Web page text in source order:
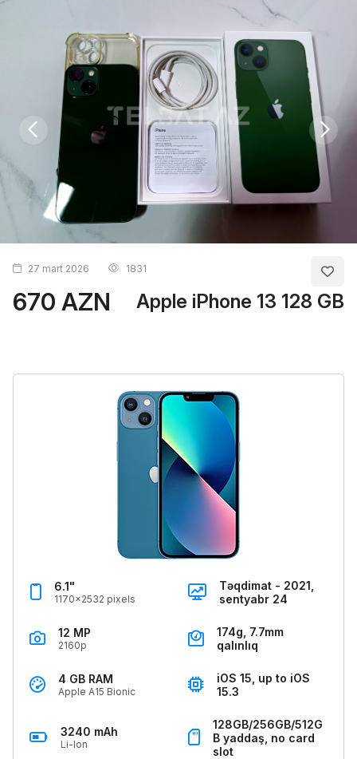
670 AZN Apple iPhone 13 128 GB
27 mart 2026 1831
6.1"
1170x2532 pixels
Təqdimat - 2021,
sentyabr 24
12 MP
2160p
174g, 7.7mm
qalınlıq
4 GB RAM
Apple A15 Bionic
iOS 15, up to iOS
15.3
3240 mAh
Li-Ion
128GB/256GB/512G
B yaddaş, no card
slot